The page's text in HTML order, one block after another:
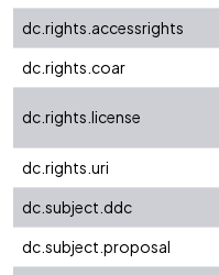
dc.rights.accessrights
dc.rights.coar
dc.rights.license
dc.rights.uri
dc.subject.ddc
dc.subject.proposal